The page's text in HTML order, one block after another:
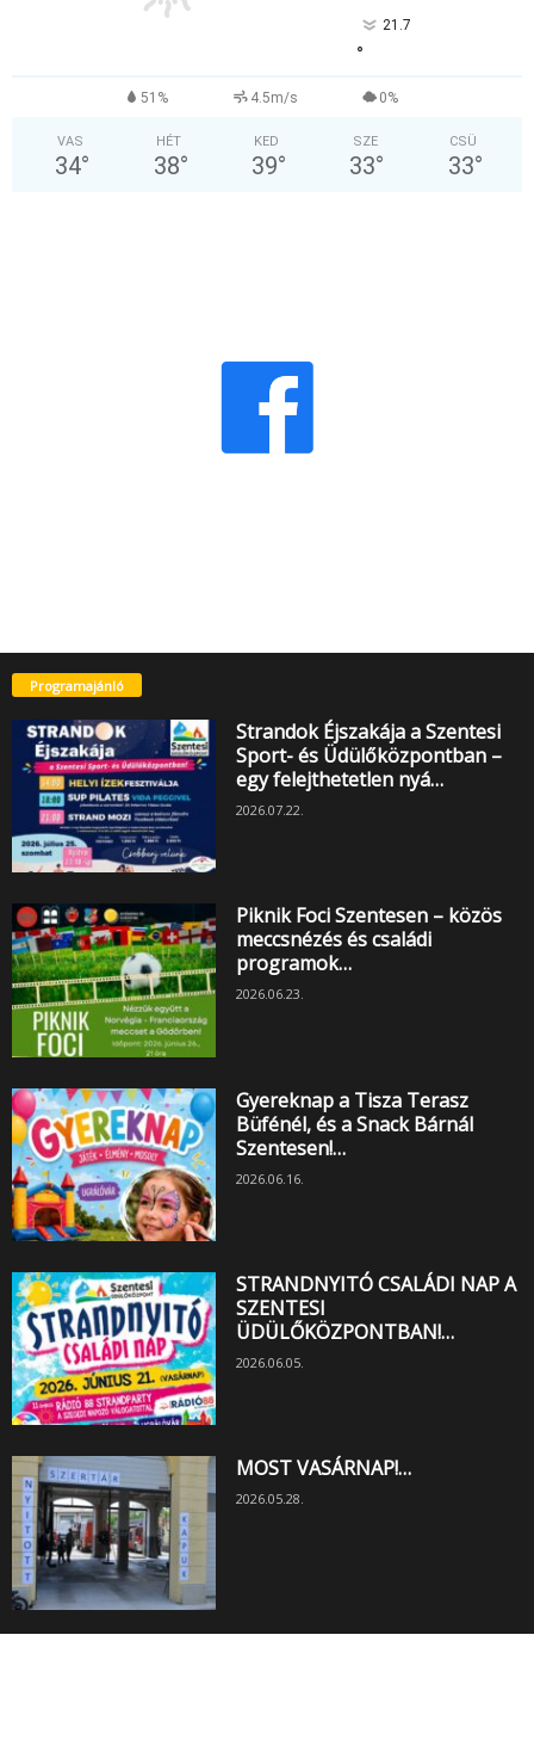
21.7
°
51% 4.5m/s 0%
VAS
34°
HÉT
38°
KED
39°
SZE
33°
CSÜ
33°
Programajánló
Strandok Éjszakája a Szentesi
Sport- és Üdülőközpontban –
egy felejthetetlen nyá…
2026.07.22.
Piknik Foci Szentesen – közös
meccsnézés és családi
programok…
2026.06.23.
Gyereknap a Tisza Terasz
Büfénél, és a Snack Bárnál
Szentesen!…
2026.06.16.
STRANDNYITÓ CSALÁDI NAP A
SZENTESI
ÜDÜLŐKÖZPONTBAN!…
2026.06.05.
MOST VASÁRNAP!…
2026.05.28.